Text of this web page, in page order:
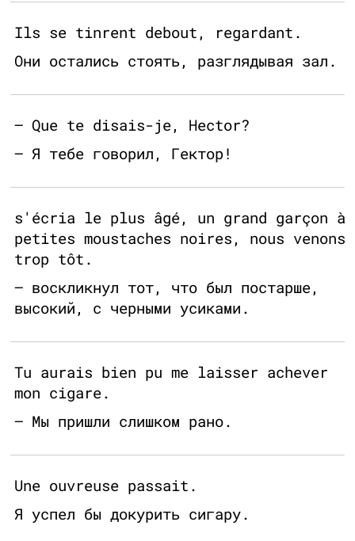
Ils se tinrent debout, regardant.
Они остались стоять, разглядывая зал.
— Que te disais-je, Hector?
— Я тебе говорил, Гектор!
s'écria le plus âgé, un grand garçon à
petites moustaches noires, nous venons
trop tôt.
— воскликнул тот, что был постарше,
высокий, с черными усиками.
Tu aurais bien pu me laisser achever
mon cigare.
— Мы пришли слишком рано.
Une ouvreuse passait.
Я успел бы докурить сигару.